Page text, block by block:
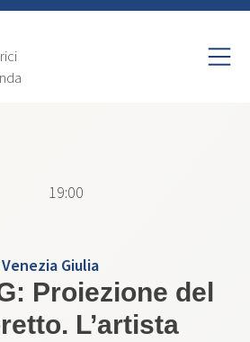
Giulia
Proiezione del
L’artista
19:00